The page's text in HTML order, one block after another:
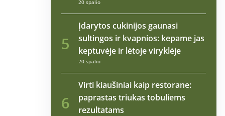
20 spalio
5
Įdarytos cukinijos gaunasi
sultingos ir kvapnios: kepame jas
keptuvėje ir lėtoje viryklėje
20 spalio
6
Virti kiaušiniai kaip restorane:
paprastas triukas tobuliems
rezultatams